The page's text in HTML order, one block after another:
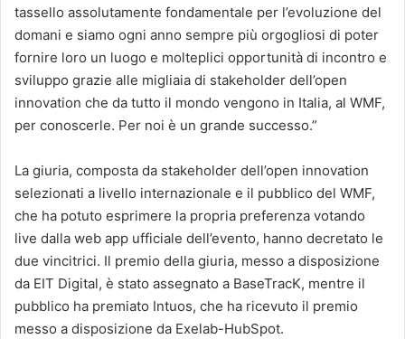
tassello assolutamente fondamentale per l’evoluzione del
domani e siamo ogni anno sempre più orgogliosi di poter
fornire loro un luogo e molteplici opportunità di incontro e
sviluppo grazie alle migliaia di stakeholder dell’open
innovation che da tutto il mondo vengono in Italia, al WMF,
per conoscerle. Per noi è un grande successo.”
La giuria, composta da stakeholder dell’open innovation
selezionati a livello internazionale e il pubblico del WMF,
che ha potuto esprimere la propria preferenza votando
live dalla web app ufficiale dell’evento, hanno decretato le
due vincitrici. Il premio della giuria, messo a disposizione
da EIT Digital, è stato assegnato a BaseTracK, mentre il
pubblico ha premiato Intuos, che ha ricevuto il premio
messo a disposizione da Exelab-HubSpot.